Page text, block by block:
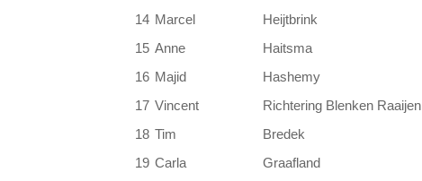
14 Marcel Heijtbrink
15 Anne Haitsma
16 Majid Hashemy
17 Vincent Richtering Blenken Raaijen
18 Tim Bredek
19 Carla Graafland